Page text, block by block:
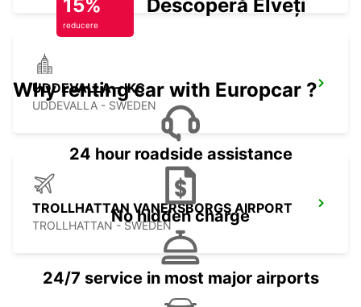
UDDEVALLA - IKC
UDDEVALLA - SWEDEN
TROLLHATTAN VANERSBORGS AIRPORT
TROLLHATTAN - SWEDEN
15%
reducere
Descoperă Elveția
Why renting car with Europcar ?
24 hour roadside assistance
No hidden charge
24/7 service in most major airports